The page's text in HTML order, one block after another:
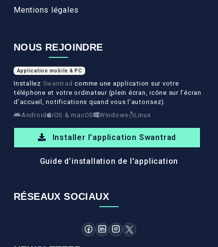
Mentions légales
NOUS REJOINDRE
Application mobile & PC
Installez Swantrad comme une application sur votre
téléphone et votre ordinateur (plein écran, icône sur l’écran
d’accueil, notifications quand vous l’autorisez).
Android
iOS & macOS Windows Linux
Installer l'application Swantrad
Guide d’installation de l'application
RÉSEAUX SOCIAUX